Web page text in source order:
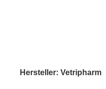
Hersteller: Vetripharm